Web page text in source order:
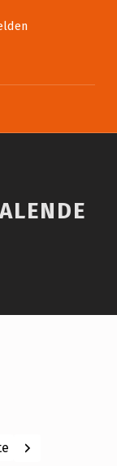
Weiter